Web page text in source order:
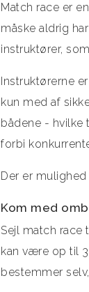
Match race er
måske aldrig
instruktører,
Instruktørerne
kun med af
bådene - hvilke
forbi
Der er
Kom med
Sejl match race
kan være op til
bestemmer